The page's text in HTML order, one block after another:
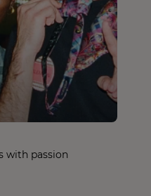
with passion